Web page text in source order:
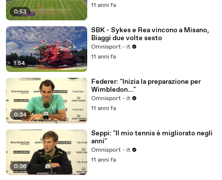
0:53
11 anni fa
1:54
SBK - Sykes e Rea vincono a Misano,
Biaggi due volte sesto
Omnisport - it
11 anni fa
0:34
Federer: "Inizia la preparazione per
Wimbledon..."
Omnisport - it
11 anni fa
0:36
Seppi: "Il mio tennis è migliorato negli
anni"
Omnisport - it
11 anni fa